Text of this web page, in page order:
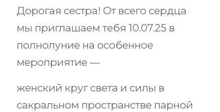
Дорогая сестра! От всего сердца
мы приглашаем тебя 10.07.25 в
полнолуние на особенное
мероприятие —
женский круг света и силы в
сакральном пространстве парной